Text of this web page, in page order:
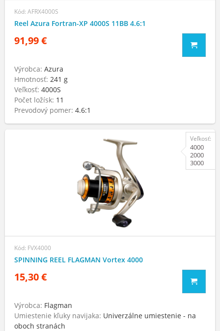
Kód: AFRX4000S
Reel Azura Fortran-XP 4000S 11BB 4.6:1
91,99 €
Výrobca: Azura
Hmotnosť: 241 g
Veľkosť: 4000S
Počet ložísk: 11
Prevodový pomer: 4.6:1
Kód: FVX4000
SPINNING REEL FLAGMAN Vortex 4000
15,30 €
Výrobca: Flagman
Umiestenie kľuky navijaka: Univerzálne umiestenie - na
oboch stranách
Veľkosť:
4000
2000
3000